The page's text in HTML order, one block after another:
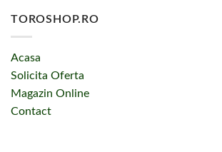
TOROSHOP.RO
Acasa
Solicita Oferta
Magazin Online
Contact